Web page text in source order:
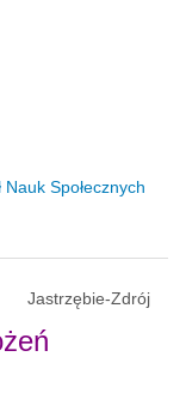
Społecznych
Jastrzębie-Zdrój